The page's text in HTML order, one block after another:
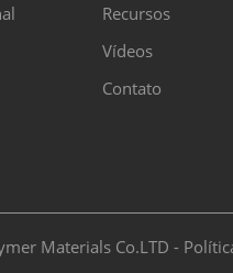
Recursos
Vídeos
Contato
Materials Co.LTD -